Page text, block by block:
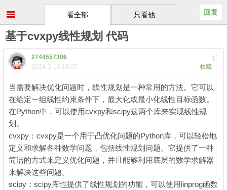
只看他
看全部 回复
基于cvxpy线性规划 代码
1#
2744557306
收藏
2024-3-10 18:05
当需要解决优化问题时，线性规划是一种常用的方法。它可以
在给定一组线性约束条件下，最大化或最小化线性目标函数。
在Python中，可以使用cvxpy和scipy这两个库来实现线性规
划。
cvxpy：cvxpy是一个用于凸优化问题的Python库，可以轻松地
定义和求解各种数学问题，包括线性规划问题。它提供了一种
简洁的方式来定义优化问题，并且能够利用底层的数学求解器
来解决这些问题。
scipy：scipy库也提供了线性规划的功能，可以使用linprog函数